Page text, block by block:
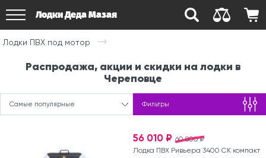
Лодки Деда Мазая
Лодки ПВХ под мотор
Распродажа, акции и скидки на лодки в
Череповце
Самые популярные Фильтры
60 800 ₽
56 010 ₽
Лодка ПВХ Ривьера 3400 СК компакт